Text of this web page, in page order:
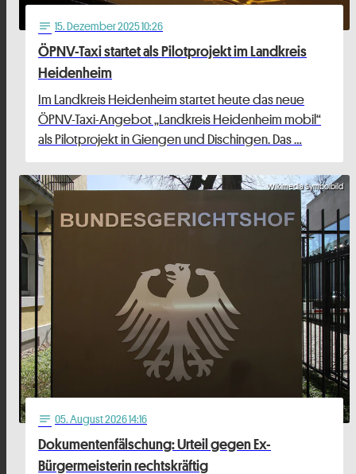
notes 15. Dezember 2025 10:26
ÖPNV-Taxi startet als Pilotprojekt im Landkreis
Heidenheim
Im Landkreis Heidenheim startet heute das neue
ÖPNV-Taxi-Angebot „Landkreis Heidenheim mobil“
als Pilotprojekt in Giengen und Dischingen. Das …
Wikimedia Symbolbild
notes 05. August 2026 14:16
Dokumentenfälschung: Urteil gegen Ex-
Bürgermeisterin rechtskräftig